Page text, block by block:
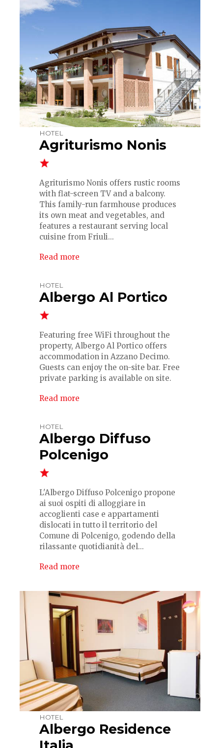
HOTEL
Agriturismo Nonis
Agriturismo Nonis offers rustic rooms
with flat-screen TV and a balcony.
This family-run farmhouse produces
its own meat and vegetables, and
features a restaurant serving local
cuisine from Friuli...
Read more
HOTEL
Albergo Al Portico
Featuring free WiFi throughout the
property, Albergo Al Portico offers
accommodation in Azzano Decimo.
Guests can enjoy the on-site bar. Free
private parking is available on site.
Read more
HOTEL
Albergo Diffuso
Polcenigo
L'Albergo Diffuso Polcenigo propone
ai suoi ospiti di alloggiare in
accoglienti case e appartamenti
dislocati in tutto il territorio del
Comune di Polcenigo, godendo della
rilassante quotidianità del...
Read more
HOTEL
Albergo Residence